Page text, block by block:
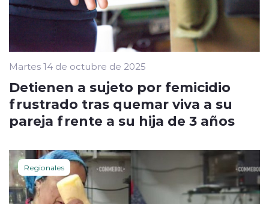
Martes 14 de octubre de 2025
Detienen a sujeto por femicidio
frustrado tras quemar viva a su
pareja frente a su hija de 3 años
Regionales